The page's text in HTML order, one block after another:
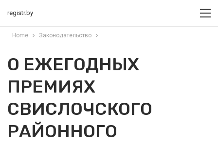
registr.by
Home Законодательство
О ЕЖЕГОДНЫХ
ПРЕМИЯХ
СВИСЛОЧСКОГО
РАЙОННОГО